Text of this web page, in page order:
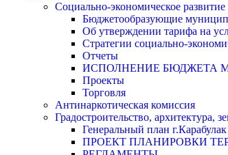
Социально-экономическое развитие
Бюджетообразующие
Об утверждении тарифа на
Стратегии социально-
Отчеты
ИСПОЛНЕНИЕ БЮДЖЕТА
Проекты
Торговля
Антинаркотическая комиссия
Градостроительство, архитектура,
Генеральный план г.Карабулак
ПРОЕКТ ПЛАНИРОВКИ